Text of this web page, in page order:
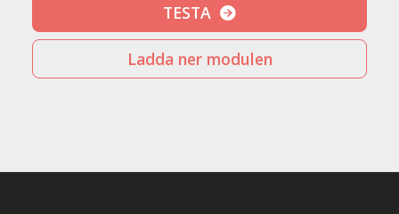
TESTA
Ladda ner modulen